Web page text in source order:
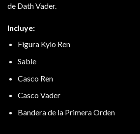
de Dath Vader.
Incluye:
Figura Kylo Ren
Sable
Casco Ren
Casco Vader
Bandera de la Primera Orden